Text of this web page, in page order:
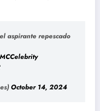
aspirante repescado
October 14, 2024